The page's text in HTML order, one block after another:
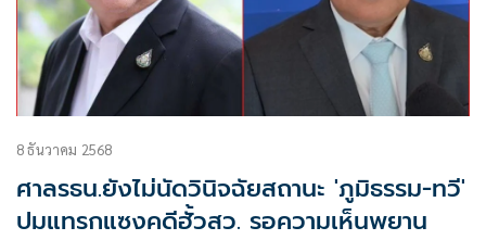
8 ธันวาคม 2568
ศาลรธน.ยังไม่นัดวินิจฉัยสถานะ 'ภูมิธรรม-ทวี'
ปมแทรกแซงคดีฮั้วสว. รอความเห็นพยาน